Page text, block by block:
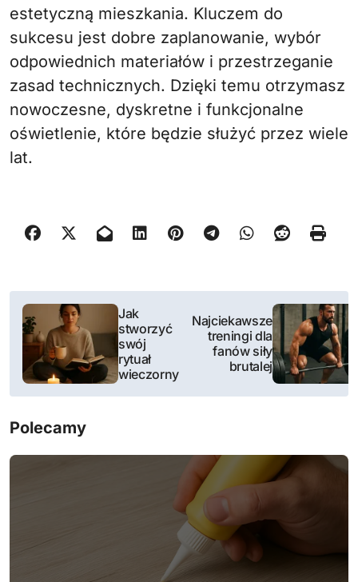
estetyczną mieszkania. Kluczem do
sukcesu jest dobre zaplanowanie, wybór
odpowiednich materiałów i przestrzeganie
zasad technicznych. Dzięki temu otrzymasz
nowoczesne, dyskretne i funkcjonalne
oświetlenie, które będzie służyć przez wiele
lat.
N
w
i
g
a
Jak
stworzyć
swój
rytuał
wieczorny
Najciekawsze
treningi dla
fanów siły
brutalej
Polecamy